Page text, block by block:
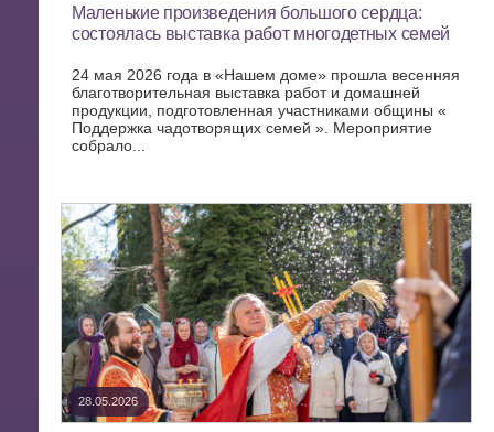
Маленькие произведения большого сердца:
состоялась выставка работ многодетных семей
24 мая 2026 года в «Нашем доме» прошла весенняя
благотворительная выставка работ и домашней
продукции, подготовленная участниками общины «
Поддержка чадотворящих семей ». Мероприятие
собрало...
28.05.2026